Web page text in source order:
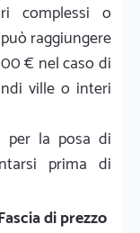
complessi o
raggiungere
€ nel caso di
ville o interi
per la posa di
prima di
di prezzo